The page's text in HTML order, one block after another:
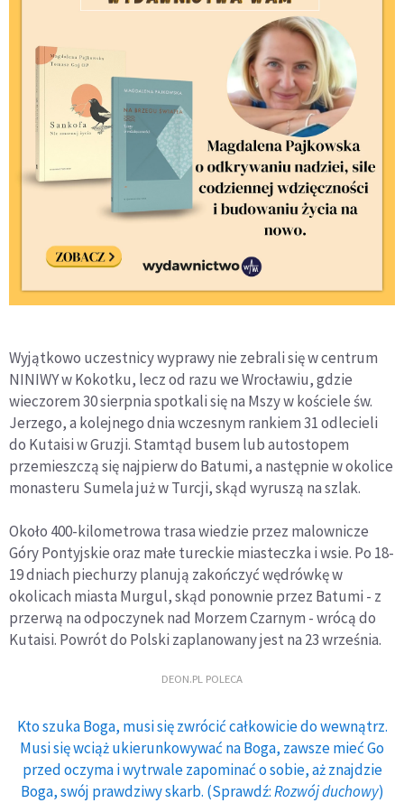
Wyjątkowo uczestnicy wyprawy nie zebrali się w centrum
NINIWY w Kokotku, lecz od razu we Wrocławiu, gdzie
wieczorem 30 sierpnia spotkali się na Mszy w kościele św.
Jerzego, a kolejnego dnia wczesnym rankiem 31 odlecieli
do Kutaisi w Gruzji. Stamtąd busem lub autostopem
przemieszczą się najpierw do Batumi, a następnie w okolice
monasteru Sumela już w Turcji, skąd wyruszą na szlak.
Około 400-kilometrowa trasa wiedzie przez malownicze
Góry Pontyjskie oraz małe tureckie miasteczka i wsie. Po 18-
19 dniach piechurzy planują zakończyć wędrówkę w
okolicach miasta Murgul, skąd ponownie przez Batumi - z
przerwą na odpoczynek nad Morzem Czarnym - wrócą do
Kutaisi. Powrót do Polski zaplanowany jest na 23 września.
DEON.PL POLECA
Kto szuka Boga, musi się zwrócić całkowicie do wewnątrz.
Musi się wciąż ukierunkowywać na Boga, zawsze mieć Go
przed oczyma i wytrwale zapominać o sobie, aż znajdzie
Boga, swój prawdziwy skarb. (Sprawdź:Rozwój duchowy)